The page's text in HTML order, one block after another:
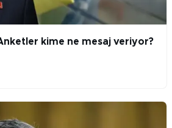
kime ne mesaj veriyor?